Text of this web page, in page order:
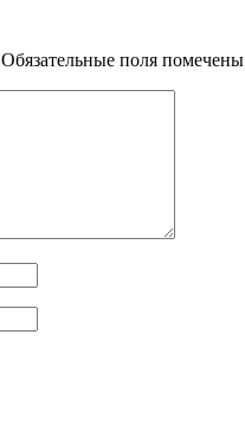
Обязательные поля помечены